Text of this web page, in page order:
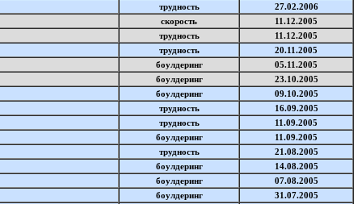
трудность
27.02.2006
скорость
11.12.2005
трудность
11.12.2005
трудность
20.11.2005
боулдеринг
05.11.2005
боулдеринг
23.10.2005
боулдеринг
09.10.2005
трудность
16.09.2005
трудность
11.09.2005
боулдеринг
11.09.2005
трудность
21.08.2005
боулдеринг
14.08.2005
боулдеринг
07.08.2005
боулдеринг
31.07.2005